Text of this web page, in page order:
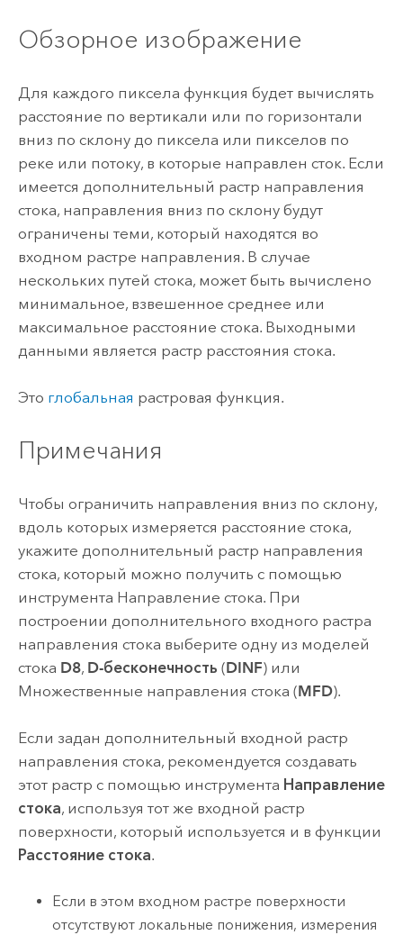
Обзорное изображение
Для каждого пиксела функция будет вычислять
расстояние по вертикали или по горизонтали
вниз по склону до пиксела или пикселов по
реке или потоку, в которые направлен сток. Если
имеется дополнительный растр направления
стока, направления вниз по склону будут
ограничены теми, который находятся во
входном растре направления. В случае
нескольких путей стока, может быть вычислено
минимальное, взвешенное среднее или
максимальное расстояние стока. Выходными
данными является растр расстояния стока.
Это глобальная растровая функция.
Примечания
Чтобы ограничить направления вниз по склону,
вдоль которых измеряется расстояние стока,
укажите дополнительный растр направления
стока, который можно получить с помощью
инструмента Направление стока. При
построении дополнительного входного растра
направления стока выберите одну из моделей
стока D8, D-бесконечность (DINF) или
Множественные направления стока (MFD).
Если задан дополнительный входной растр
направления стока, рекомендуется создавать
этот растр с помощью инструмента Направление
стока, используя тот же входной растр
поверхности, который используется и в функции
Расстояние стока.
Если в этом входном растре поверхности
отсутствуют локальные понижения, измерения